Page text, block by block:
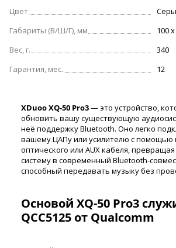
Цвет
Габариты (В/Ш/Г), мм
100
Вес, г.
340
Гарантия, мес.
12
ХDuoo XQ-50 Pro3— это устройство,
обновить вашу существующую
неё поддержку Bluetooth. Оно легко
вашему ЦАПу или усилителю с помощью
оптического или AUX кабеля,
систему в современный Bluetooth-
способный передавать музыку без
Основой XQ-50 Pro3
QCC5125 от Qualcomm